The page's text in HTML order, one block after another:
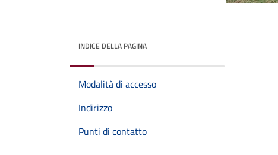
INDICE DELLA PAGINA
Modalità di accesso
Indirizzo
Punti di contatto